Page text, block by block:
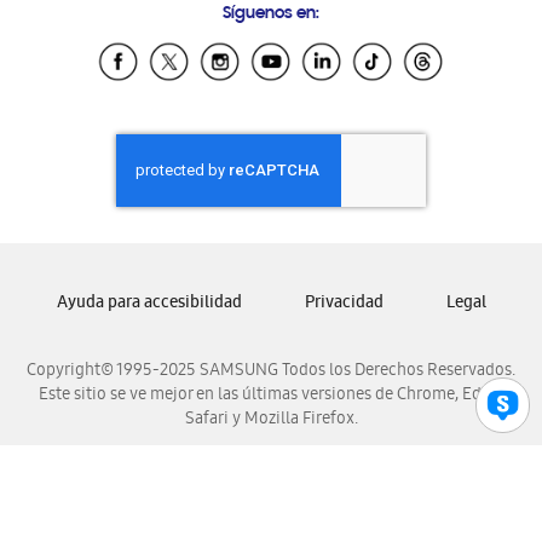
Samsung Ecuador
Samsung El Salvador
Samsung Honduras
Samsung Nicaragua
Samsung Panamá
Samsung Venezuela
Síguenos en:
Copyright© 1995-2025 SAMSUNG Todos los Derechos Reservados.
Este sitio se ve mejor en las últimas versiones de Chrome, Edge,
Safari y Mozilla Firefox.
Ayuda para accesibilidad Privacidad Legal